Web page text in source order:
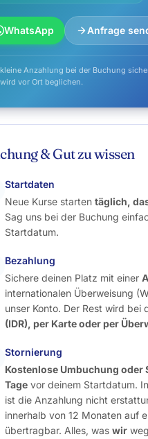
WhatsApp Anfrage
Anzahlung bei der Buchung
vor Ort beglichen.
& Gut zu wissen
Startdaten
Neue Kurse startentäglich,
Sag uns bei der Buchung
Startdatum.
Bezahlung
Sichere deinen Platz mit einer
internationalen Überweisung
unser Konto. Der Rest wird
(IDR), per Karte oder per
Stornierung
Kostenlose Umbuchung oder
Tage vor deinem Startdatum.
ist die Anzahlung nicht
innerhalb von 12 Monaten auf
übertragbar. Alles, waswir